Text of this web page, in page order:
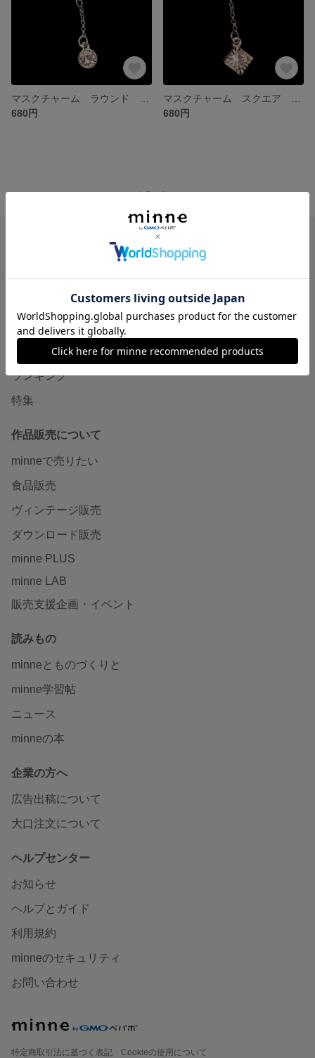
680円
680円
minne ホーム La GALLERY の作品一覧
minneについて
minneで買いたい
作品をさがす
ショップをさがす
ランキング
特集
作品販売について
minneで売りたい
食品販売
ヴィンテージ販売
ダウンロード販売
minne PLUS
minne LAB
販売支援企画・イベント
読みもの
minneとものづくりと
minne学習帖
ニュース
minneの本
企業の方へ
広告出稿について
大口注文について
ヘルプセンター
お知らせ
ヘルプとガイド
利用規約
minneのセキュリティ
お問い合わせ
特定商取引法に基づく表記
Cookieの使用について